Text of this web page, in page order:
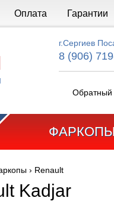
Оплата Гарантии
г.Сергиев
8 (906)
Обратный
› Renault
Kadjar